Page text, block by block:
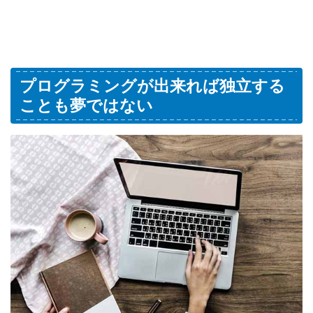
プログラミングが出来れば独立する
ことも夢ではない